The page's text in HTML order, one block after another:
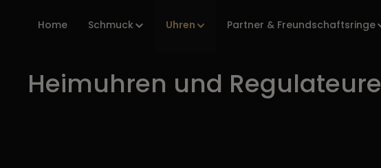
Home Schmuck Partner & Freundschaftsringe
Heimuhren und Regulateure